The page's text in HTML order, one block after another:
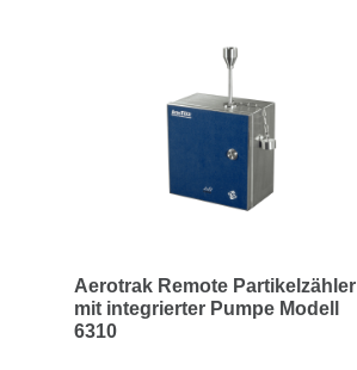
Aerotrak Remote Partikelzähler
mit integrierter Pumpe Modell
6310